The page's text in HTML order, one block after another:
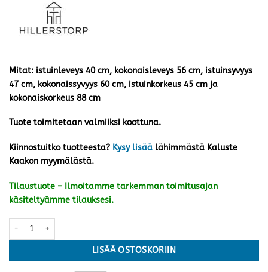
Mitat: istuinleveys 40 cm, kokonaisleveys 56 cm, istuinsyvyys
47 cm, kokonaissyvyys 60 cm, istuinkorkeus 45 cm ja
kokonaiskorkeus 88 cm
Tuote toimitetaan valmiiksi koottuna.
Kiinnostuitko tuotteesta? Kysy lisää lähimmästä Kaluste
Kaakon myymälästä.
Tilaustuote – Ilmoitamme tarkemman toimitusajan
käsiteltyämme tilauksesi.
Ljungholm käsinojatuoli, harmaa/vihreä määrä
LISÄÄ OSTOSKORIIN